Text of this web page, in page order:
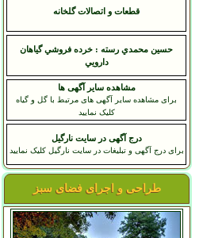
قطعات و اتصالات گلخانه
حسين محمدي رسته : خرده فروشي گياهان
دارويي
مشاهده سایر آگهی ها
برای مشاهده سایر آگهی های مرتبط با گل و گیاه
کلیک نمایید
درج آگهی در سایت نارگیل
برای درج آگهی و تبلیغات در سایت نارگیل کلیک نمایید
طراحی و اجرای فضای سبز